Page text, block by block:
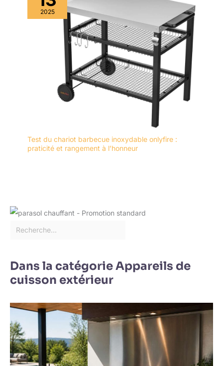
2025
Test du chariot barbecue inoxydable onlyfire :
praticité et rangement à l’honneur
Dans la catégorie Appareils de
cuisson extérieur